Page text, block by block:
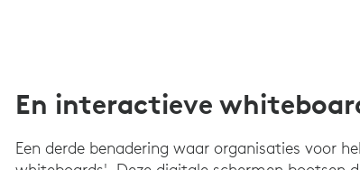
En interactieve
Een derde benadering waar organisaties voor